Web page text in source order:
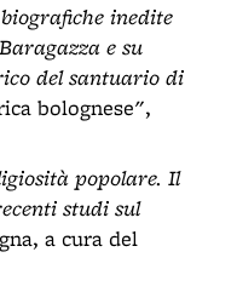
inedite
e su
del santuario di
bolognese",
popolare. Il
studi sul
a cura del